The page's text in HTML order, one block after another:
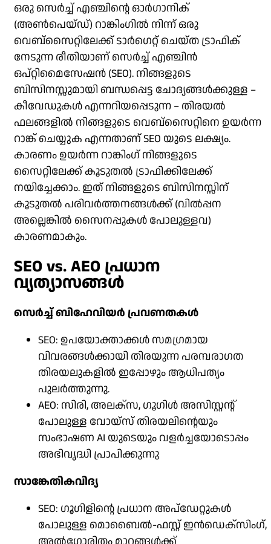
ഒരു സെർച്ച് എഞ്ചിന്റെ ഓർഗാനിക്
(അൺപെയ്ഡ്) റാങ്കിംഗിൽ നിന്ന് ഒരു
വെബ്‌സൈറ്റിലേക്ക് ടാർഗെറ്റ് ചെയ്ത ട്രാഫിക്
നേടുന്ന രീതിയാണ് സെർച്ച് എഞ്ചിൻ
ഒപ്റ്റിമൈസേഷൻ (SEO). നിങ്ങളുടെ
ബിസിനസ്സുമായി ബന്ധപ്പെട്ട ചോദ്യങ്ങൾക്കുള്ള –
കീവേഡുകൾ എന്നറിയപ്പെടുന്ന – തിരയൽ
ഫലങ്ങളിൽ നിങ്ങളുടെ വെബ്‌സൈറ്റിനെ ഉയർന്ന
റാങ്ക് ചെയ്യുക എന്നതാണ് SEO യുടെ ലക്ഷ്യം.
കാരണം ഉയർന്ന റാങ്കിംഗ് നിങ്ങളുടെ
സൈറ്റിലേക്ക് കൂടുതൽ ട്രാഫിക്കിലേക്ക്
നയിച്ചേക്കാം. ഇത് നിങ്ങളുടെ ബിസിനസ്സിന്
കൂടുതൽ പരിവർത്തനങ്ങൾക്ക് (വിൽപ്പന
അല്ലെങ്കിൽ സൈനപ്പുകൾ പോലുള്ളവ)
കാരണമാകും.
SEO vs. AEO പ്രധാന
വ്യത്യാസങ്ങൾ
സെർച്ച് ബിഹേവിയർ പ്രവണതകൾ
SEO: ഉപയോക്താക്കൾ സമഗ്രമായ
വിവരങ്ങൾക്കായി തിരയുന്ന പരമ്പരാഗത
തിരയലുകളിൽ ഇപ്പോഴും ആധിപത്യം
പുലർത്തുന്നു.
AEO: സിരി, അലക്‌സ, ഗൂഗിൾ അസിസ്റ്റന്റ്
പോലുള്ള വോയ്‌സ് തിരയലിന്റെയും
സംഭാഷണ AI യുടെയും വളർച്ചയോടൊപ്പം
അഭിവൃദ്ധി പ്രാപിക്കുന്നു
സാങ്കേതികവിദ്യ
SEO: ഗൂഗിളിന്റെ പ്രധാന അപ്‌ഡേറ്റുകൾ
പോലുള്ള മൊബൈൽ-ഫസ്റ്റ് ഇൻഡെക്‌സിംഗ്,